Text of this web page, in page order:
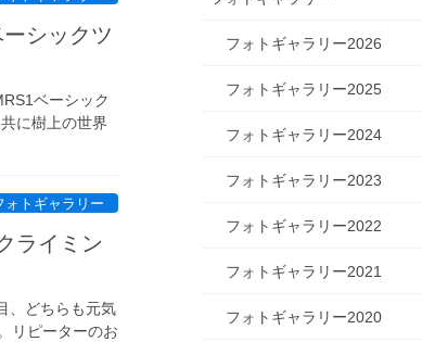
シックツ
ベーシック
に樹上の世界
ォトギャラリー
ライミン
、どちらも元気
リピーターのお
フォトギャラリー2026
フォトギャラリー2025
フォトギャラリー2024
フォトギャラリー2023
フォトギャラリー2022
フォトギャラリー2021
フォトギャラリー2020